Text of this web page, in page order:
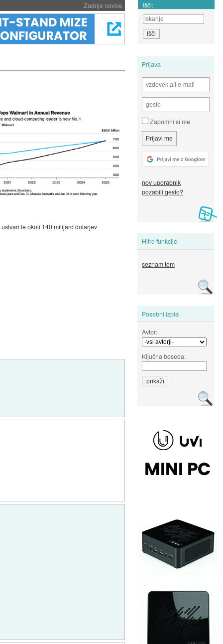
Zadnje novice Išči:
Prijava
Zapomni si me
nov uporabnik
pozabili geslo?
Hitre funkcije
seznam tem
Posebni izpisi
Avtor:
Ključna beseda:
le okoli 140 milijard dolarjev